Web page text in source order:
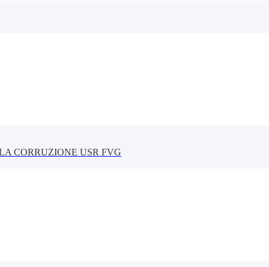
CORRUZIONE USR FVG